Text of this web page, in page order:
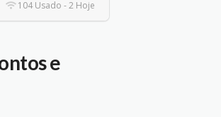
104 Usado - 2 Hoje
e